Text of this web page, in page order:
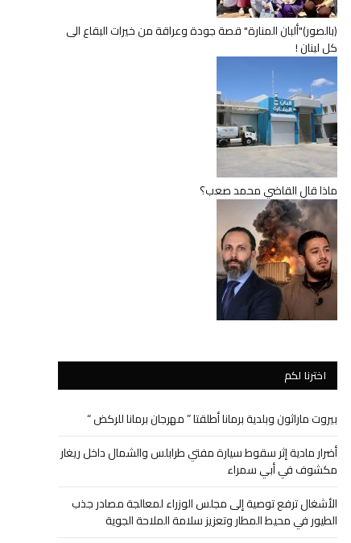
(بالصور)"ألبان المنارة" قصة جودة وعراقة من خيرات البقاع الى
كل لبنان !
ماذا قال القاضي محمد صعب؟
اخترنا لكم
بيروت ماراثون وبلدية برمانا أطلقتا ” مهرجان برمانا للركض “
أضرار مادية إثر سقوط سيارة مفتي طرابلس والشمال داخل ريغار
مكشوف في أبي سمراء
الأشغال ترفع توصية إلى مجلس الوزراء لمعالجة مصادر جذب
الطيور في محيط المطار وتعزيز سلامة الملاحة الجوية